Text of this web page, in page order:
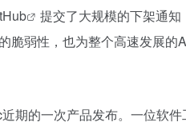
提交了大规模的下架通知
弱性，也为整个高速发展的
期的一次产品发布。一位软件